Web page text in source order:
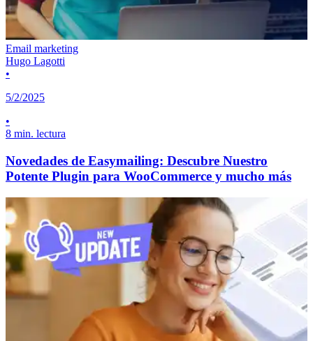
Email marketing
Hugo Lagotti
•
5/2/2025
•
8 min. lectura
Novedades de Easymailing: Descubre Nuestro
Potente Plugin para WooCommerce y mucho más